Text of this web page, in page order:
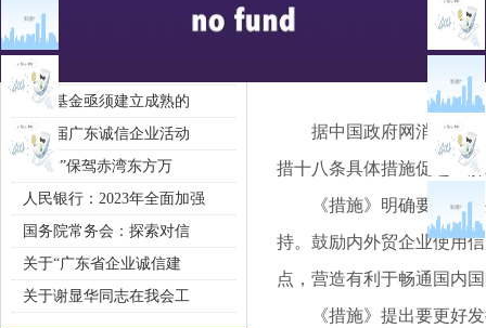
重大突发公共卫生事件一
2020广东省守合同重信用企
私募基金亟须建立成熟的
第五届广东诚信企业活动
“诚信”保驾赤湾东方万
人民银行：2023年全面加强
国务院常务会：探索对信
关于“广东省企业诚信建
关于谢显华同志在我会工
据中国政府网消息，11
措十八条具体措施促进经
《措施》明确要完善内
持。鼓励内外贸企业使用
点，营造有利于畅通国内
《措施》提出要更好发